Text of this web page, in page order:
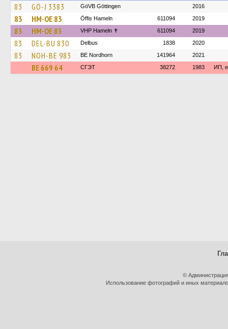
83 GÖ-J 3383 GöVB Göttingen 2016
83 HM-OE 83 Öffis Hameln 611094 2019
83 HM-OE 83 VHP Hameln ✝ 611094 2019
83 DEL-BU 830 Delbus 1838 2020
83 NOH-BE 983 BE Nordhorn 141964 2021
ВЕ 669 64 СГЭТ 38272 1983 ИП,
©
Использование фотографий и иных